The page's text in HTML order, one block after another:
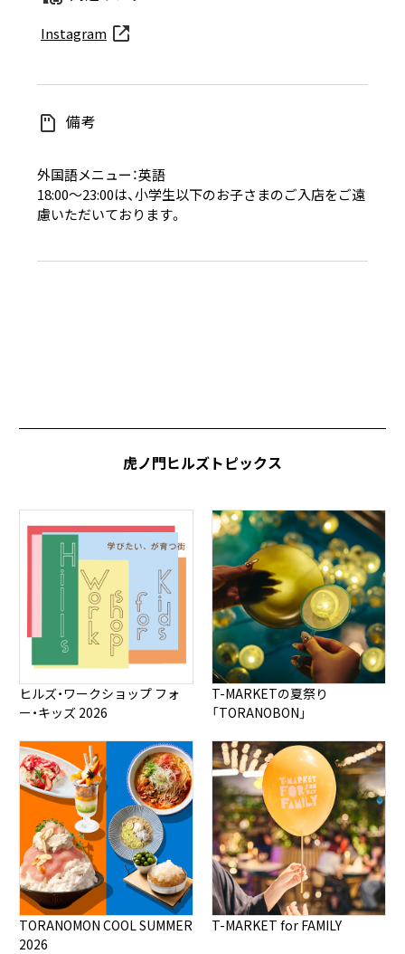
Instagram
備考
外国語メニュー：英語
18:00～23:00は、小学生以下のお子さまのご入店をご遠
慮いただいております。
虎ノ門ヒルズトピックス
ヒルズ・ワークショップ フォ
ー・キッズ 2026
T-MARKETの夏祭り
「TORANOBON」
TORANOMON COOL SUMMER
2026
T-MARKET for FAMILY